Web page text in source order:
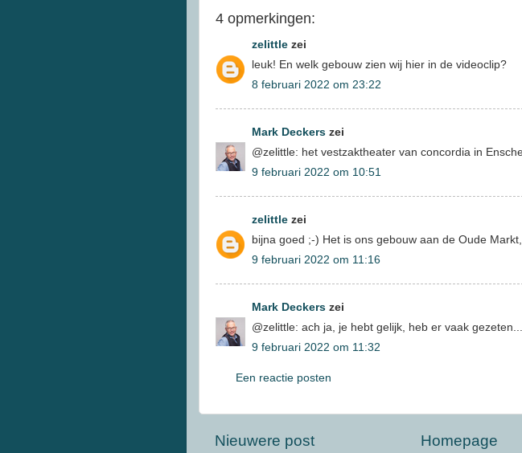
4 opmerkingen:
zelittle zei
leuk! En welk gebouw zien wij hier in de videoclip?
8 februari 2022 om 23:22
Mark Deckers zei
@zelittle: het vestzaktheater van concordia in
9 februari 2022 om 10:51
zelittle zei
bijna goed ;-) Het is ons gebouw aan de Oude
9 februari 2022 om 11:16
Mark Deckers zei
@zelittle: ach ja, je hebt gelijk, heb er vaak
9 februari 2022 om 11:32
Een reactie posten
Nieuwere post Homepage